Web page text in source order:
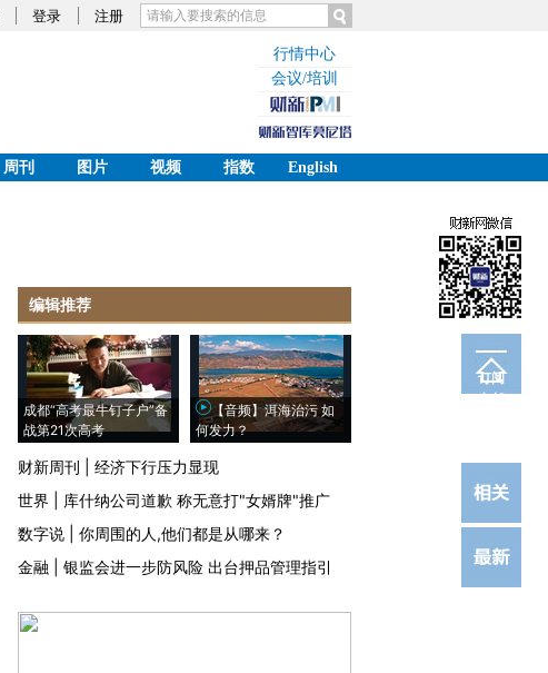
登录 注册
行情中心
会议/培训
周刊 图片 视频 指数
English
订阅
电邮
编辑推荐
成都“高考最牛钉子户”备
战第21次高考
【音频】洱海治污 如
何发力？
财新周刊
经济下行压力显现
世界
库什纳公司道歉 称无意打"女婿牌"推广
数字说
你周围的人,他们都是从哪来？
金融
银监会进一步防风险 出台押品管理指引